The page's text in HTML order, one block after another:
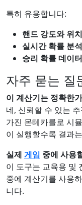
특히 유용합니다:
핸드 강도와 위
실시간 확률 분
승리 확률 데이
자주 묻는 질
이 계산기는 정확한
네, 신뢰할 수 있는
가진 몬테카를로 시
이 실행할수록 결과
실제 게임 중에 사용
이 도구는 교육용 및
중에 계산기를 사용
니다.